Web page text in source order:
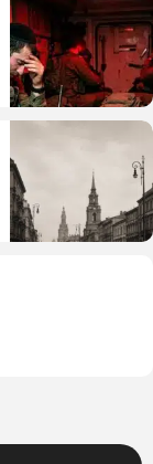
וידאו
דעות